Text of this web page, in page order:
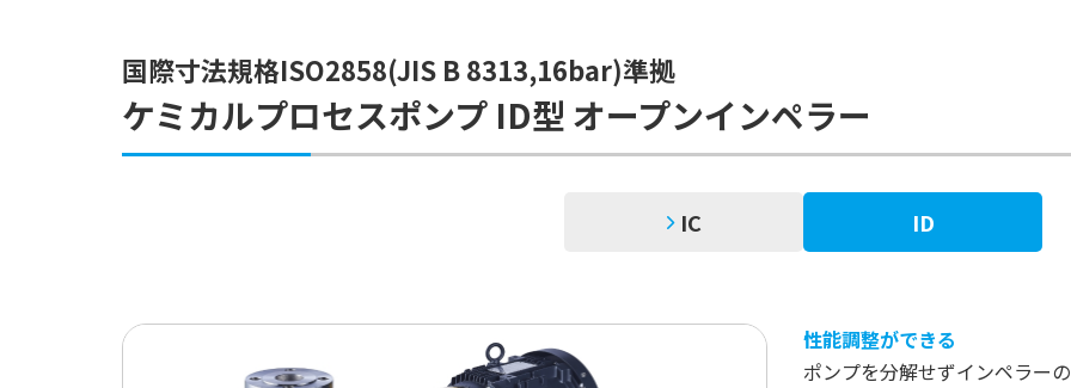
国際寸法規格ISO2858(JIS B 8313,16bar)準拠
ケミカルプロセスポンプ ID型 オープンインペラー
IC ID
性能調整ができる
ポンプを分解せずインペラー